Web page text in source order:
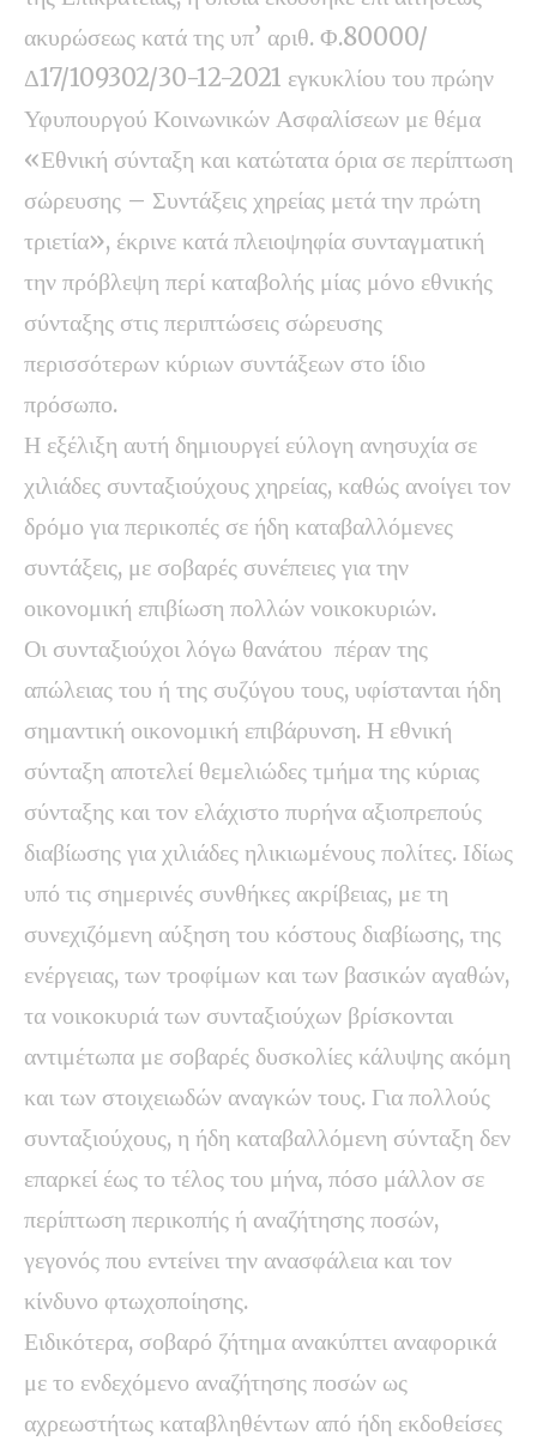
ακυρώσεως κατά της υπ’ αριθ. Φ.80000/
Δ17/109302/30-12-2021 εγκυκλίου του πρώην
Υφυπουργού Κοινωνικών Ασφαλίσεων με θέμα
«Εθνική σύνταξη και κατώτατα όρια σε περίπτωση
σώρευσης – Συντάξεις χηρείας μετά την πρώτη
τριετία», έκρινε κατά πλειοψηφία συνταγματική
την πρόβλεψη περί καταβολής μίας μόνο εθνικής
σύνταξης στις περιπτώσεις σώρευσης
περισσότερων κύριων συντάξεων στο ίδιο
πρόσωπο.
Η εξέλιξη αυτή δημιουργεί εύλογη ανησυχία σε
χιλιάδες συνταξιούχους χηρείας, καθώς ανοίγει τον
δρόμο για περικοπές σε ήδη καταβαλλόμενες
συντάξεις, με σοβαρές συνέπειες για την
οικονομική επιβίωση πολλών νοικοκυριών.
Οι συνταξιούχοι λόγω θανάτου πέραν της
απώλειας του ή της συζύγου τους, υφίστανται ήδη
σημαντική οικονομική επιβάρυνση. Η εθνική
σύνταξη αποτελεί θεμελιώδες τμήμα της κύριας
σύνταξης και τον ελάχιστο πυρήνα αξιοπρεπούς
διαβίωσης για χιλιάδες ηλικιωμένους πολίτες. Ιδίως
υπό τις σημερινές συνθήκες ακρίβειας, με τη
συνεχιζόμενη αύξηση του κόστους διαβίωσης, της
ενέργειας, των τροφίμων και των βασικών αγαθών,
τα νοικοκυριά των συνταξιούχων βρίσκονται
αντιμέτωπα με σοβαρές δυσκολίες κάλυψης ακόμη
και των στοιχειωδών αναγκών τους. Για πολλούς
συνταξιούχους, η ήδη καταβαλλόμενη σύνταξη δεν
επαρκεί έως το τέλος του μήνα, πόσο μάλλον σε
περίπτωση περικοπής ή αναζήτησης ποσών,
γεγονός που εντείνει την ανασφάλεια και τον
κίνδυνο φτωχοποίησης.
Ειδικότερα, σοβαρό ζήτημα ανακύπτει αναφορικά
με το ενδεχόμενο αναζήτησης ποσών ως
αχρεωστήτως καταβληθέντων από ήδη εκδοθείσες